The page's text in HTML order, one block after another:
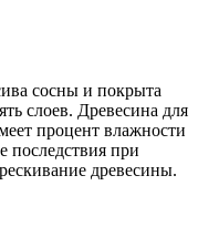
сосны и покрыта
слоев. Древесина для
процент влажности
последствия при
древесины.